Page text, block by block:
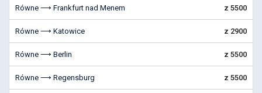
Równe ⟶ Frankfurt nad Menem z 5500
Równe ⟶ Katowice z 2900
Równe ⟶ Berlin z 5500
Równe ⟶ Regensburg z 5500